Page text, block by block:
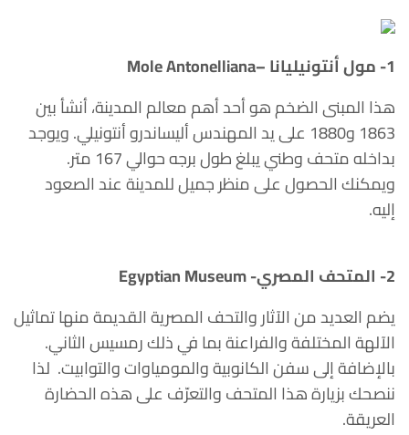
1- مول أنتونيليانا –Mole Antonelliana
هذا المبنى الضخم هو أحد أهم معالم المدينة، أنشأ بين
1863 و1880 على يد المهندس أليساندرو أنتونيلي. ويوجد
بداخله متحف وطني يبلغ طول برجه حوالي 167 متر.
ويمكنك الحصول على منظر جميل للمدينة عند الصعود
إليه.
2- المتحف المصري- Egyptian Museum
يضم العديد من الآثار والتحف المصرية القديمة منها تماثيل
الآلهة المختلفة والفراعنة بما في ذلك رمسيس الثاني.
بالإضافة إلى سفن الكانوبية والمومياوات والتوابيت. لذا
ننصحك بزيارة هذا المتحف والتعرّف على هذه الحضارة
العريقة.